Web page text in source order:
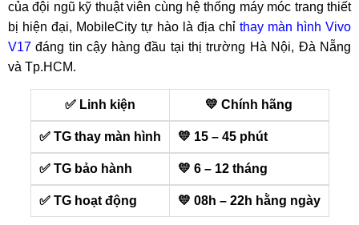
của đội ngũ kỹ thuật viên cùng hệ thống máy móc trang thiết
bị hiện đại, MobileCity tự hào là địa chỉ thay màn hình Vivo
V17 đáng tin cậy hàng đầu tại thị trường Hà Nội, Đà Nẵng
và Tp.HCM.
✅ Linh kiện 💛 Chính hãng
✅ TG thay màn hình 💛 15 – 45 phút
✅ TG bảo hành 💛 6 – 12 tháng
✅ TG hoạt động 💛 08h – 22h hằng ngày